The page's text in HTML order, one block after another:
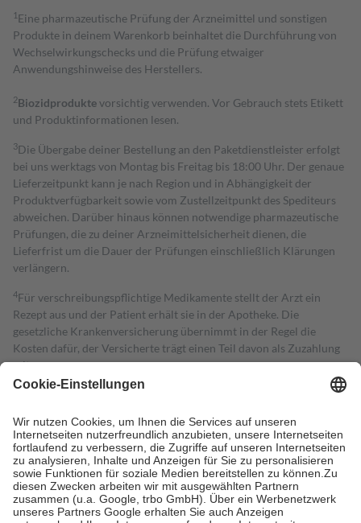
1 Eine pharmazeutische Prüfung der Arzneimittel und sonstigen
Produkte in deinem Warenkorb beinhaltet die Durchführung von
Wechselwirkungschecks und die Prüfung etwaiger
Anwendungshinweise des Herstellers.
2Biozidproduktevorsichtig verwenden. Vor Gebrauch stets Etikett
und Produktinformationen lesen.
3Die Übergabe deiner Bestellung an den Paketdienstleister erfolgt
bei uns werktags von Montag bis Freitag bis 18:00 Uhr. Der genaue
Lieferzeitpunkt kann je nach Region und in Abhängigkeit der
Produktverfügbarkeit sowie vom Zustellzeitpunkt des Spediteurs
abweichen. Darüber hinaus können notwendige pharmazeutische
Prüfungen, die zu deiner Arzneimittelsicherheit dienen, die
Lieferfrist um die Dauer der Prüfungen einschließlich Klärungen
verlängern.
4Für verschreibungspflichtige Medikamente stellt der Arzt ein
Rezept aus und der Patient erhält sie in der Apotheke. Die
gesetzliche Krankenversicherung übernimmt in der Regel die
Kosten dafür, der Versicherte trägt einen Teil davon als Zuzahlung
mit.
Grundsätzlich leisten Mitglieder Zuzahlungen in Höhe von zehn
höchstens zehn Euro.
Es sind jedoch nie mehr als die tatsächlichen
Kosten der Leistung zu entrichten.
Diese Regeln gelten grundsätzlich auch für Online-Apotheken.
Bei Heilmitteln und häuslicher Krankenpflege beträgt die
Zuzahlung zehn Prozent der Kosten sowie zehn Euro je
Verordnung.
Um das Engagement der Versicherten für ihre eigene Gesundheit zu